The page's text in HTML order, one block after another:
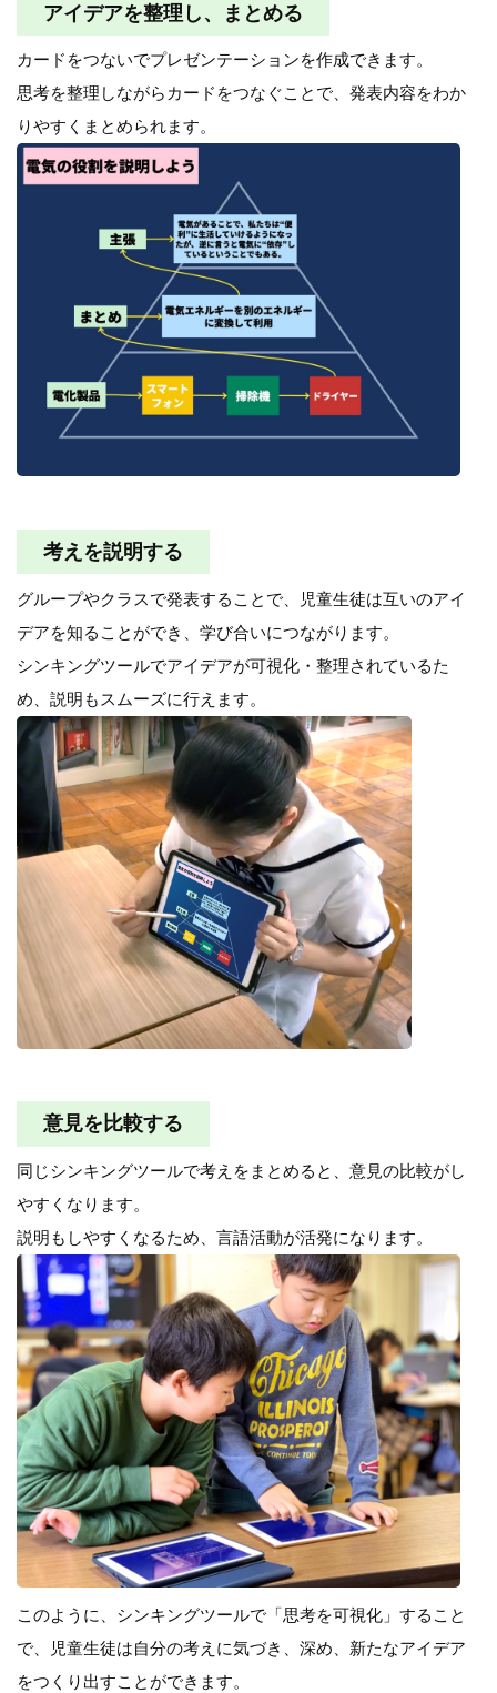
アイデアを整理し、まとめる
カードをつないでプレゼンテーションを作成できます。
思考を整理しながらカードをつなぐことで、発表内容をわか
りやすくまとめられます。
考えを説明する
グループやクラスで発表することで、児童生徒は互いのアイ
デアを知ることができ、学び合いにつながります。
シンキングツールでアイデアが可視化・整理されているた
め、説明もスムーズに行えます。
意見を比較する
同じシンキングツールで考えをまとめると、意見の比較がし
やすくなります。
説明もしやすくなるため、言語活動が活発になります。
このように、シンキングツールで「思考を可視化」すること
で、児童生徒は自分の考えに気づき、深め、新たなアイデア
をつくり出すことができます。